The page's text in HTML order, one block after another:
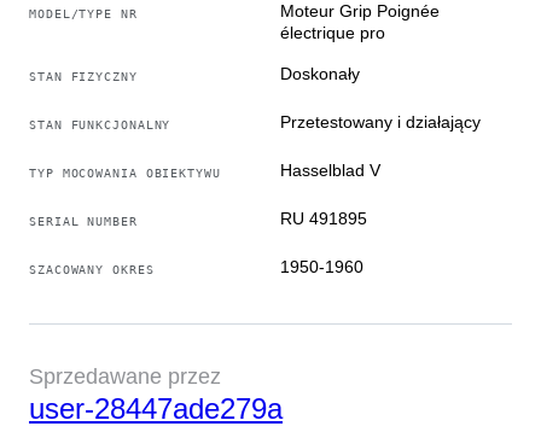
MODEL/TYPE NR
Moteur Grip Poignée
électrique pro
STAN FIZYCZNY Doskonały
STAN FUNKCJONALNY Przetestowany i działający
TYP MOCOWANIA OBIEKTYWU Hasselblad V
SERIAL NUMBER RU 491895
SZACOWANY OKRES 1950-1960
Sprzedawane przez
user-28447ade279a